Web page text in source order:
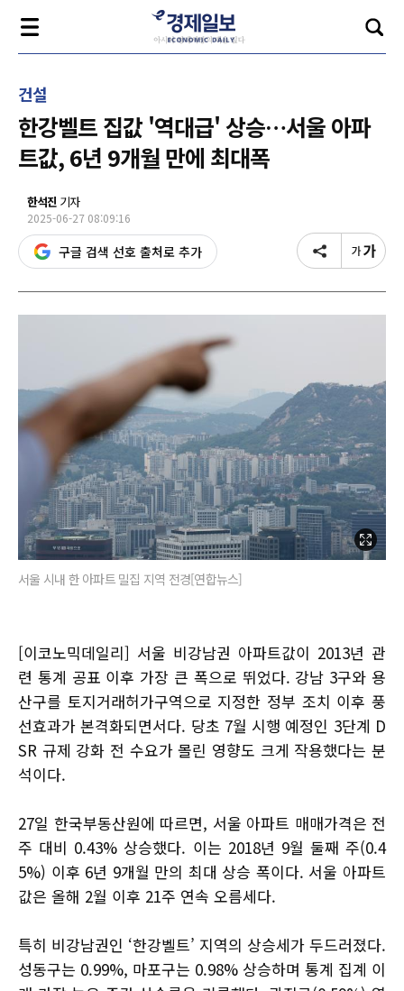
건설
한강벨트 집값 '역대급' 상승…서울 아파
트값, 6년 9개월 만에 최대폭
한석진 기자
2025-06-27 08:09:16
구글 검색 선호 출처로 추가
서울 시내 한 아파트 밀집 지역 전경[연합뉴스]
[이코노믹데일리] 서울 비강남권 아파트값이 2013년 관
련 통계 공표 이후 가장 큰 폭으로 뛰었다. 강남 3구와 용
산구를 토지거래허가구역으로 지정한 정부 조치 이후 풍
선효과가 본격화되면서다. 당초 7월 시행 예정인 3단계 D
SR 규제 강화 전 수요가 몰린 영향도 크게 작용했다는 분
석이다.
27일 한국부동산원에 따르면, 서울 아파트 매매가격은 전
주 대비 0.43% 상승했다. 이는 2018년 9월 둘째 주(0.4
5%) 이후 6년 9개월 만의 최대 상승 폭이다. 서울 아파트
값은 올해 2월 이후 21주 연속 오름세다.
특히 비강남권인 ‘한강벨트’ 지역의 상승세가 두드러졌다.
성동구는 0.99%, 마포구는 0.98% 상승하며 통계 집계 이